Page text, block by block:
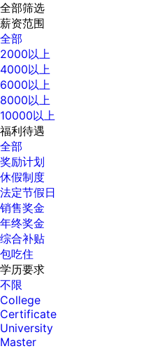
全部筛选
薪资范围
全部
2000以上
4000以上
6000以上
8000以上
10000以上
福利待遇
全部
奖励计划
休假制度
法定节假日
销售奖金
年终奖金
综合补贴
包吃住
学历要求
不限
College
Certificate
University
Master